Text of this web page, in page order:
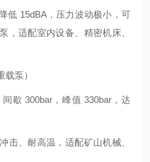
低 15dBA，压力波动极小，可
，适配室内设备、精密机床、
泵）
歇 300bar，峰值 330bar，达
击、耐高温，适配矿山机械、